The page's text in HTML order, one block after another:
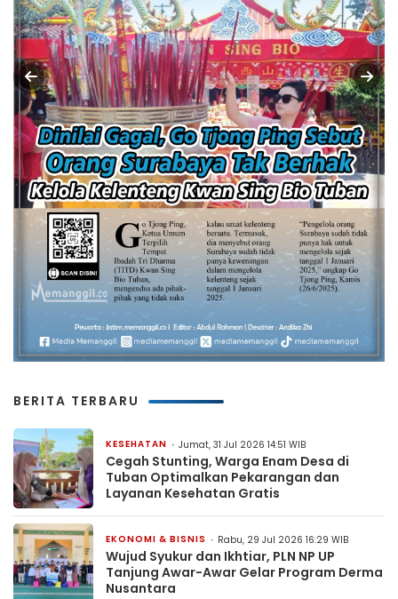
BERITA TERBARU
KESEHATAN Jumat, 31 Jul 2026 14:51 WIB
Cegah Stunting, Warga Enam Desa di
Tuban Optimalkan Pekarangan dan
Layanan Kesehatan Gratis
EKONOMI & BISNIS Rabu, 29 Jul 2026 16:29 WIB
Wujud Syukur dan Ikhtiar, PLN NP UP
Tanjung Awar-Awar Gelar Program Derma
Nusantara